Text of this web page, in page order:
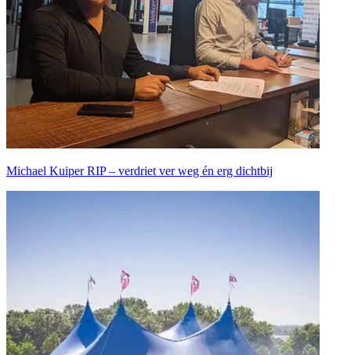
Michael Kuiper RIP – verdriet ver weg én erg dichtbij